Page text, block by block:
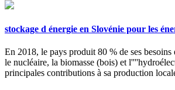
stockage d énergie en Slovénie pour les
En 2018, le pays produit 80 % de ses
le nucléaire, la biomasse (bois) et
principales contributions à sa production